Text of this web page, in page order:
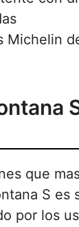
Michelin
que
S es
por los